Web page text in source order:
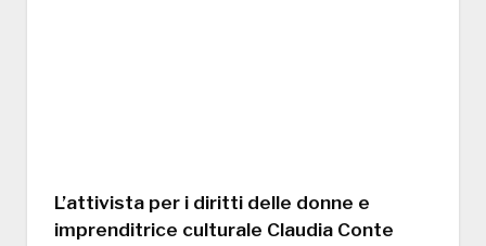
L’attivista per i diritti delle donne e
imprenditrice culturale Claudia Conte